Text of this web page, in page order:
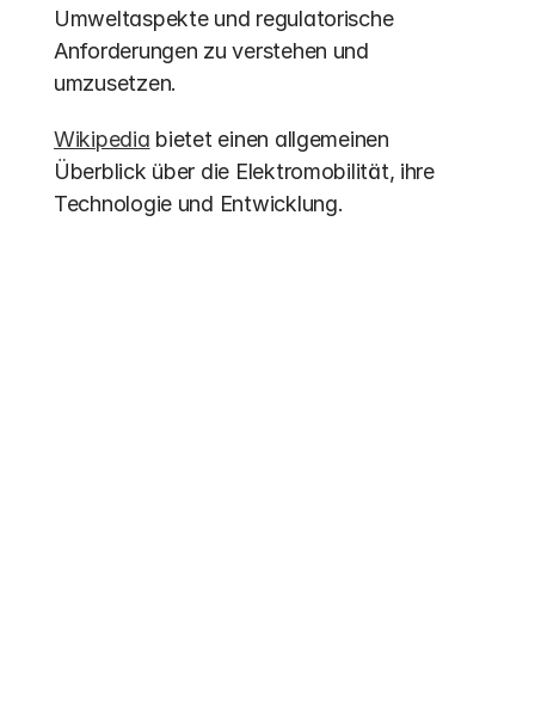
Umweltaspekte und regulatorische
Anforderungen zu verstehen und
umzusetzen.
Wikipedia bietet einen allgemeinen
Überblick über die Elektromobilität, ihre
Technologie und Entwicklung.